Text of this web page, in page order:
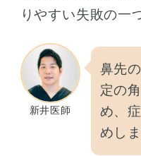
りやすい失敗の一
新井医師
鼻先
定の
め、
めしま